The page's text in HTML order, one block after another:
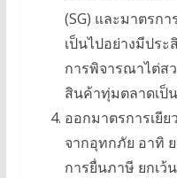
(SG) และมาตรกา
เป็นไปอย่างมีปร
การพิจารณาไต่ส
สินค้าทุ่มตลาดเป็
ออกมาตรการเยี
จากอุทกภัย อาทิ
การยื่นภาษี ยกเว้